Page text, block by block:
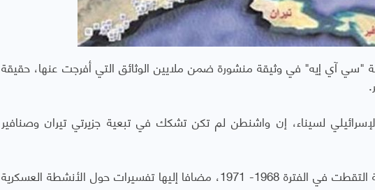
"سي آي إيه" في وثيقة منشورة ضمن ملايين الوثائق التي أفرجت عنها، حقيقة
لسيناء، إن واشنطن لم تكن تشكك في تبعية جزيرتي تيران وصنافير
وتحتوي الوثيقة المنشورة على صور فضائية التقطت في الفترة 1968- 1971، مضافا إليها تفسيرات حول الأنشطة العسكرية